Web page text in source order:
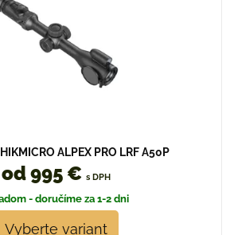
ALPEX PRO LRF A50P
od 995 € s DPH
- doručíme za 1-2 dni
Vyberte variant